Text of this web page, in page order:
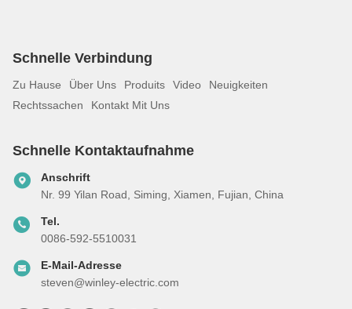
Schnelle Verbindung
Zu Hause Über Uns Produits Video
Neuigkeiten
Rechtssachen
Kontakt Mit Uns
Schnelle Kontaktaufnahme
Anschrift
Nr. 99 Yilan Road, Siming, Xiamen, Fujian, China
Tel.
0086-592-5510031
E-Mail-Adresse
steven@winley-electric.com